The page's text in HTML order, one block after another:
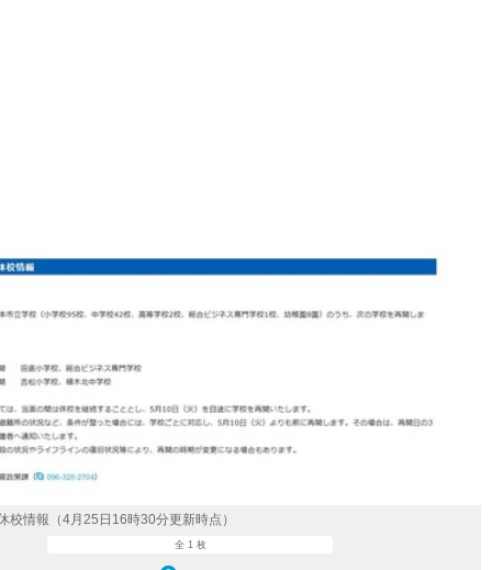
校情報（4月25日16時30分更新時点）
全 1 枚